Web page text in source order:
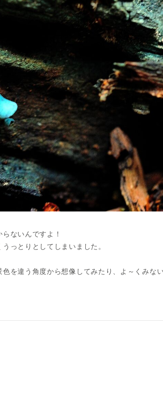
ないんですよ！
っとりとしてしまいました。
を違う角度から想像してみたり、よ～くみな